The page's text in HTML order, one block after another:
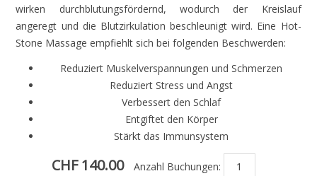
wirken durchblutungsfördernd, wodurch der Kreislauf
angeregt und die Blutzirkulation beschleunigt wird. Eine Hot-
Stone Massage empfiehlt sich bei folgenden Beschwerden:
Reduziert Muskelverspannungen und Schmerzen
Reduziert Stress und Angst
Verbessert den Schlaf
Entgiftet den Körper
Stärkt das Immunsystem
CHF 140.00 Anzahl Buchungen: